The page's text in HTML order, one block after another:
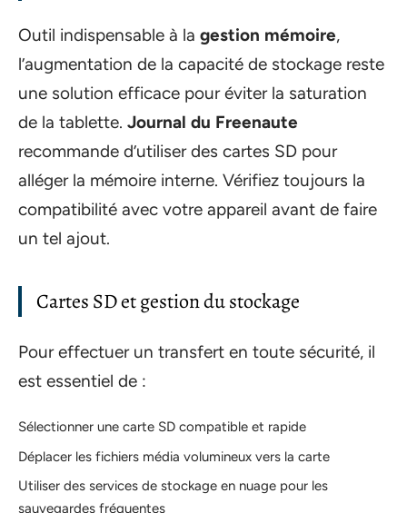
Outil indispensable à la gestion mémoire,
l’augmentation de la capacité de stockage reste
une solution efficace pour éviter la saturation
de la tablette. Journal du Freenaute
recommande d’utiliser des cartes SD pour
alléger la mémoire interne. Vérifiez toujours la
compatibilité avec votre appareil avant de faire
un tel ajout.
Cartes SD et gestion du stockage
Pour effectuer un transfert en toute sécurité, il
est essentiel de :
Sélectionner une carte SD compatible et rapide
Déplacer les fichiers média volumineux vers la carte
Utiliser des services de stockage en nuage pour les
sauvegardes fréquentes